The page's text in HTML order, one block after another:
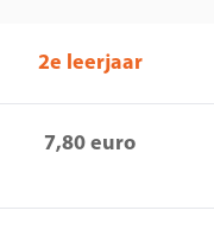
2e leerjaar
7,80 euro